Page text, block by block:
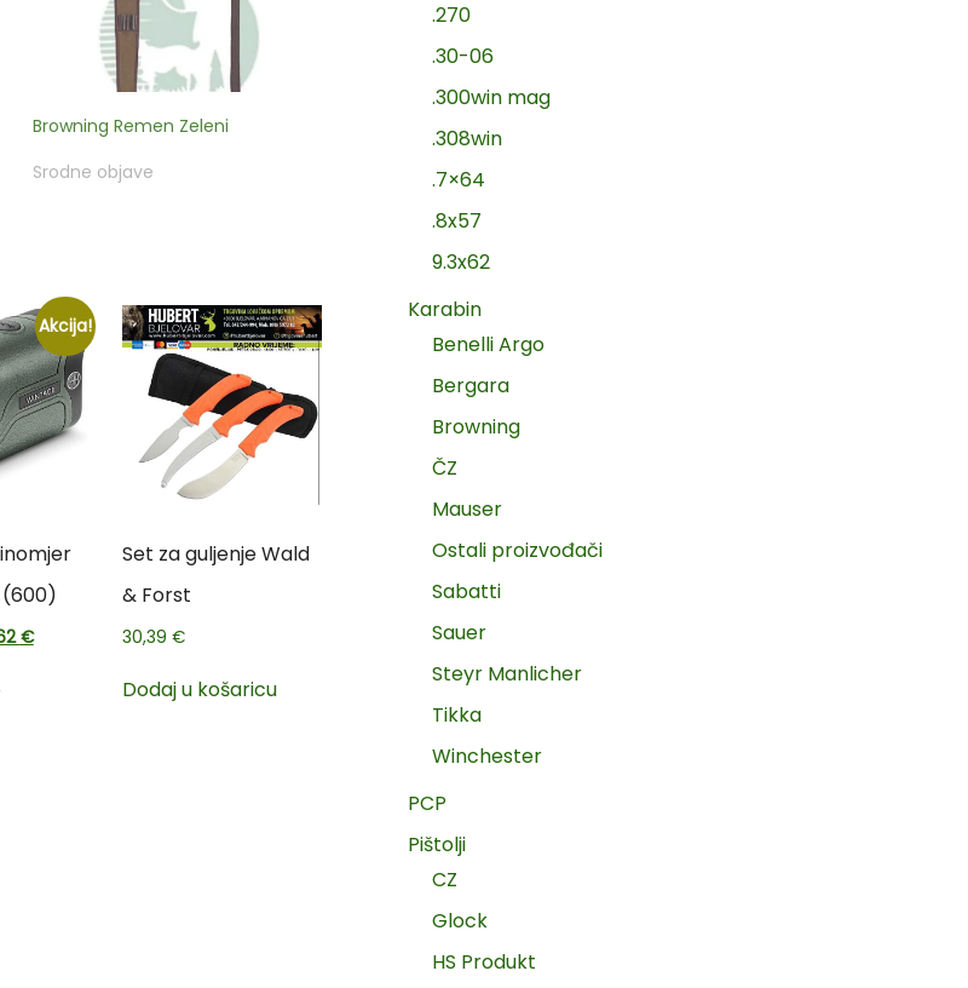
Browning Remen Zeleni
Srodne objave
Akcija!
(600)
€
Set za guljenje Wald
& Forst
30,39 €
Dodaj u košaricu
.270
.30-06
.300win mag
.308win
.7×64
.8x57
9.3x62
Karabin
Benelli Argo
Bergara
Browning
ČZ
Mauser
Ostali proizvođači
Sabatti
Sauer
Steyr Manlicher
Tikka
Winchester
PCP
Pištolji
CZ
Glock
HS Produkt